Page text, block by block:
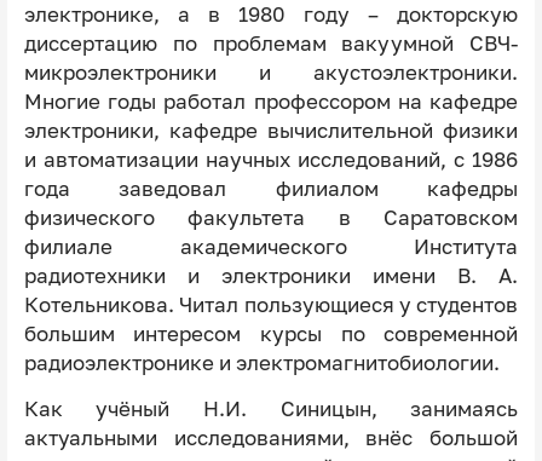
электронике, а в 1980 году – докторскую
диссертацию по проблемам вакуумной СВЧ-
микроэлектроники и акустоэлектроники.
Многие годы работал профессором на кафедре
электроники, кафедре вычислительной физики
и автоматизации научных исследований, с 1986
года заведовал филиалом кафедры
физического факультета в Саратовском
филиале академического Института
радиотехники и электроники имени В. А.
Котельникова. Читал пользующиеся у студентов
большим интересом курсы по современной
радиоэлектронике и электромагнитобиологии.
Как учёный Н.И. Синицын, занимаясь
актуальными исследованиями, внёс большой